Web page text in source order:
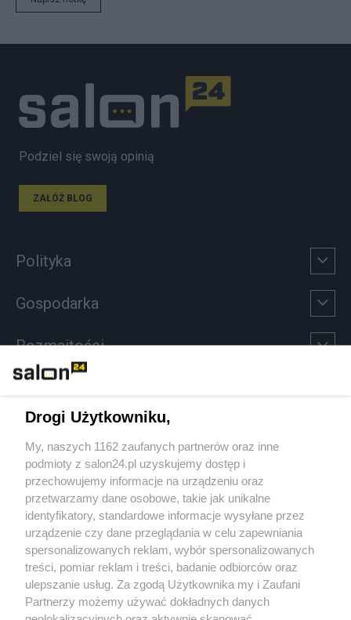
Podziel się swoją opinią
ZAŁÓŻ BLOG
Polityka
Gospodarka
Rozmaitości
Sport
Społeczeństwo
Kultura
X Facebook Instagram Youtube
Drogi Użytkowniku,
My, naszych 1162 zaufanych partnerów oraz inne
podmioty z salon24.pl uzyskujemy dostęp i
przechowujemy informacje na urządzeniu oraz
przetwarzamy dane osobowe, takie jak unikalne
identyfikatory, standardowe informacje wysyłane przez
urządzenie czy dane przeglądania w celu zapewniania
spersonalizowanych reklam, wybór spersonalizowanych
treści, pomiar reklam i treści, badanie odbiorców oraz
ulepszanie usług. Za zgodą Użytkownika my i Zaufani
Partnerzy możemy używać dokładnych danych